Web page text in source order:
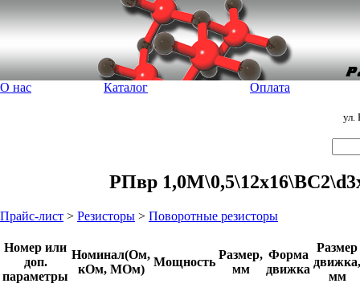
О нас Каталог Оплата
ул.
РПвр
Прайс-лист > Резисторы > Поворотные резисторы
Номер или
доп.
параметры
Номинал(Ом,
кОм, МОм)
Мощность
Размер,
мм
Форма
движка
Размер
движка,
мм